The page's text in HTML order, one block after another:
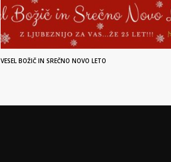
VESEL BOŽIČ IN SREČNO NOVO LETO